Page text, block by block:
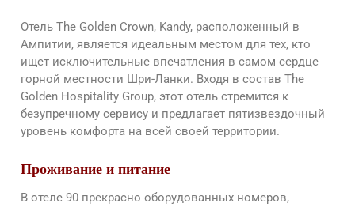
Отель The Golden Crown, Kandy, расположенный в
Ампитии, является идеальным местом для тех, кто
ищет исключительные впечатления в самом сердце
горной местности Шри-Ланки. Входя в состав The
Golden Hospitality Group, этот отель стремится к
безупречному сервису и предлагает пятизвездочный
уровень комфорта на всей своей территории.
Проживание и питание
В отеле 90 прекрасно оборудованных номеров,